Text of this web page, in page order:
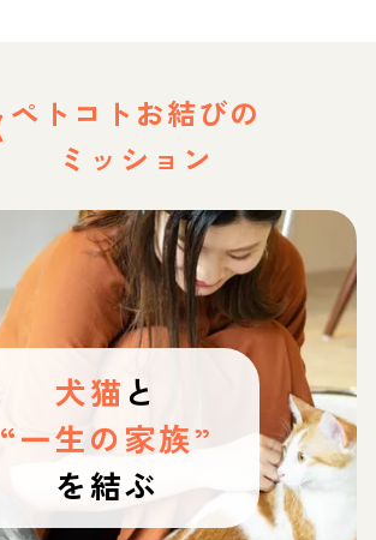
ペトコトお結びの
ミッション
犬猫 と
“一生の家族”
を結ぶ